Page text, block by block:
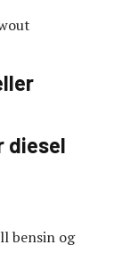
diesel
bensin og